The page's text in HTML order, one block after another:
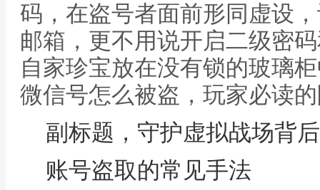
码，在盗号者面前形同虚设
邮箱，更不用说开启二级密
自家珍宝放在没有锁的玻璃
微信号怎么被盗，玩家必读
副标题，守护虚拟战场背
账号盗取的常见手法